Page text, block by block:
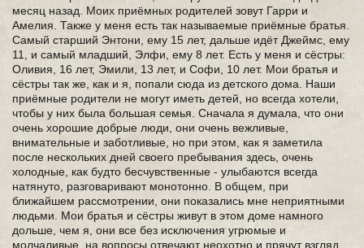
месяц назад. Моих приёмных родителей зовут Гарри и
Амелия. Также у меня есть так называемые приёмные братья.
Самый старший Энтони, ему 15 лет, дальше идёт Джеймс, ему
11, и самый младший, Элфи, ему 8 лет. Есть у меня и сёстры:
Оливия, 16 лет, Эмили, 13 лет, и Софи, 10 лет. Мои братья и
сёстры так же, как и я, попали сюда из детского дома. Наши
приёмные родители не могут иметь детей, но всегда хотели,
чтобы у них была большая семья. Сначала я думала, что они
очень хорошие добрые люди, они очень вежливые,
внимательные и заботливые, но при этом, как я заметила
после нескольких дней своего пребывания здесь, очень
холодные, как будто бесчувственные - улыбаются всегда
натянуто, разговаривают монотонно. В общем, при
ближайшем рассмотрении, они показались мне неприятными
людьми. Мои братья и сёстры живут в этом доме намного
дольше, чем я, они все без исключения угрюмые и
молчаливые, на вопросы отвечают неохотно и прячут взгляд.